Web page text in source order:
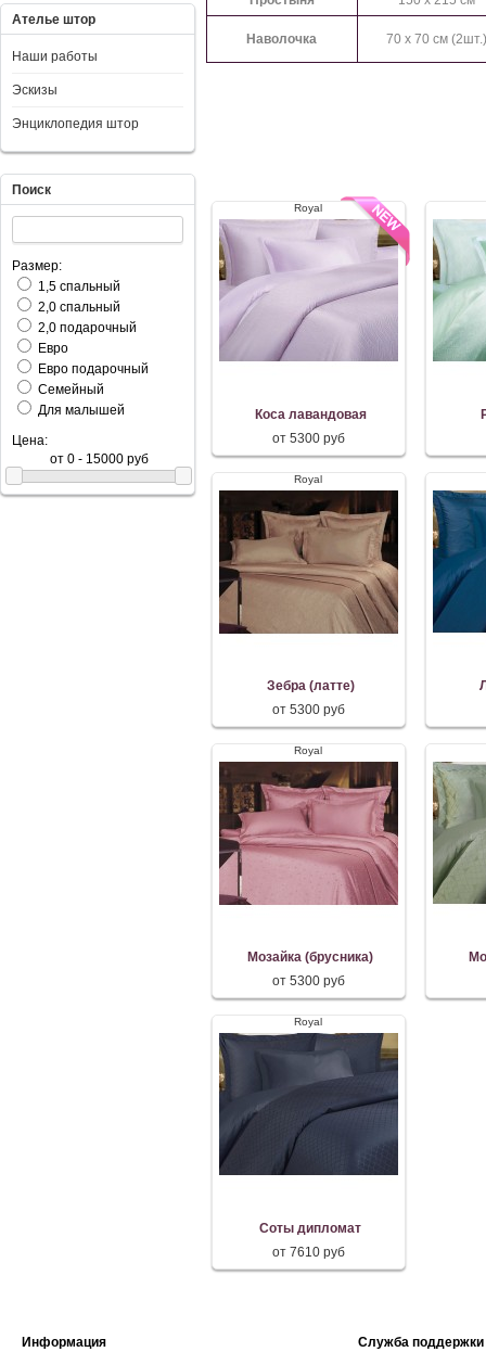
Ателье штор
Наши работы
Эскизы
Энциклопедия штор
Поиск
Размер:
1,5 спальный
2,0 спальный
2,0 подарочный
Евро
Евро подарочный
Семейный
Для малышей
Цена:
Наволочка 70 x 70 см
Royal
Коса лавандовая
от 5300 руб
Royal
Зебра (латте)
от 5300 руб
Royal
Мозайка (брусника)
от 5300 руб
Royal
Соты дипломат
от 7610 руб
Информация Служба поддержки